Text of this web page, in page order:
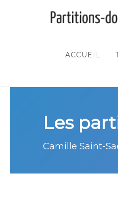
ACCUEIL
Les
Camille Saint-